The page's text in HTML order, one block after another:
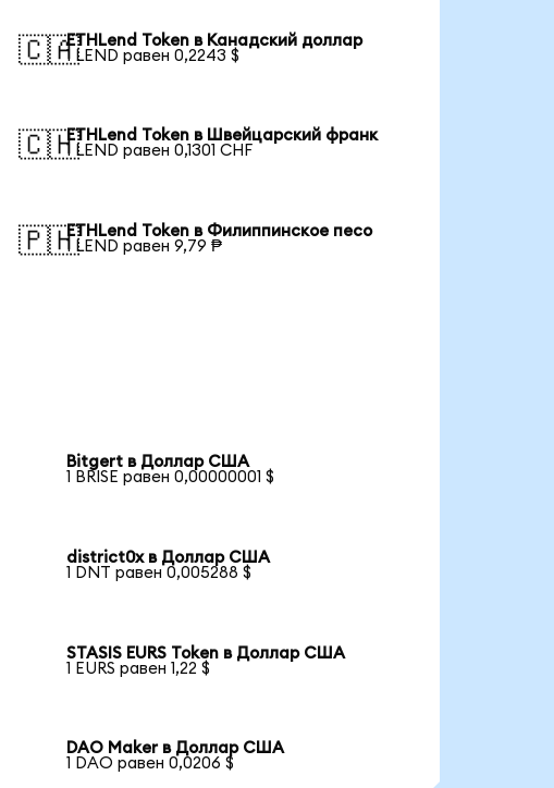
🇨🇦ETHLend Token в Канадский доллар
1 LEND равен 0,2243 $
🇨🇭ETHLend Token в Швейцарский франк
1 LEND равен 0,1301 CHF
🇵🇭ETHLend Token в Филиппинское песо
1 LEND равен 9,79 ₱
Bitgert в Доллар США
1 BRISE равен 0,00000001 $
district0x в Доллар США
1 DNT равен 0,005288 $
STASIS EURS Token в Доллар США
1 EURS равен 1,22 $
DAO Maker в Доллар США
1 DAO равен 0,0206 $